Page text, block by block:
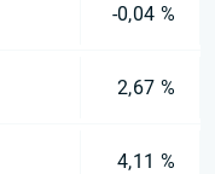
-0,04 %
2,67 %
4,11 %